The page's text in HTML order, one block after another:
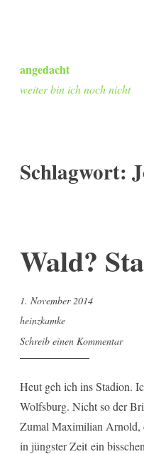
Inhalt
springen
angedacht
weiter bin ich noch nicht
Schlagwort:
Wald?
1. November 2014
heinzkamke
Schreib einen Kommentar
Heut geh ich ins Stadion.
Wolfsburg. Nicht so der
Zumal Maximilian Arnold,
in jüngster Zeit ein